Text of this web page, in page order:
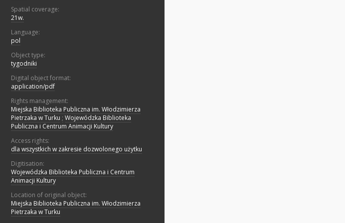
Spatial coverage:
21w.
Language:
pol
Object type:
tygodniki
Digital object format:
application/pdf
Rights management:
Miejska Biblioteka Publiczna im. Włodzimierza
Pietrzaka w Turku ; Wojewódzka Biblioteka
Publiczna i Centrum Animacji Kultury
Access rights:
dla wszystkich w zakresie dozwolonego użytku
Digitisation:
Wojewódzka Biblioteka Publiczna i Centrum
Animacji Kultury
Location of original object:
Miejska Biblioteka Publiczna im. Włodzimierza
Pietrzaka w Turku